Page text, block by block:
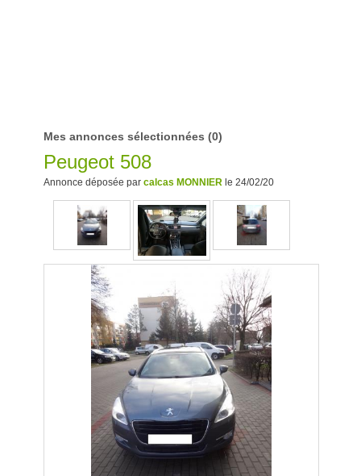
Mes annonces sélectionnées (0)
Peugeot 508
Annonce déposée par calcas MONNIER le 24/02/20